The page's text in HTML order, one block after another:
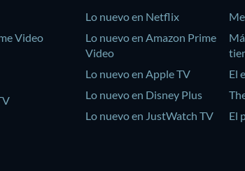
Video
Lo nuevo en Netflix
Lo nuevo en Amazon Prime
Video
Lo nuevo en Apple TV
Lo nuevo en Disney Plus
Lo nuevo en JustWatch TV
El
El